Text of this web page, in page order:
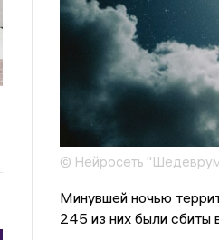
© Нейросеть
Минувшей ночью
245 из них были сбиты